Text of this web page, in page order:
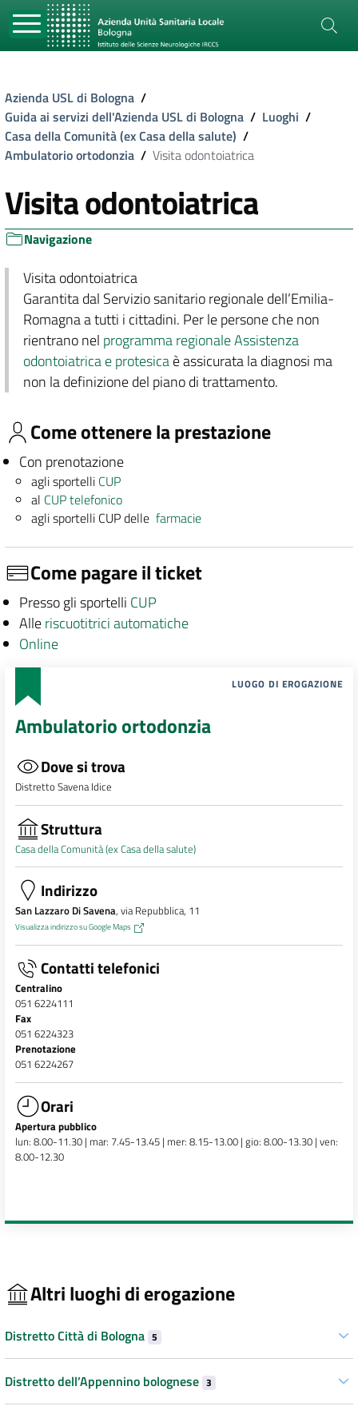
Azienda USL di Bologna /
Guida ai servizi dell'Azienda USL di Bologna / Luoghi /
Casa della Comunità (ex Casa della salute) /
Ambulatorio ortodonzia / Visita odontoiatrica
Visita odontoiatrica
Navigazione
Visita odontoiatrica
Garantita dal Servizio sanitario regionale dell’Emilia-
Romagna a tutti i cittadini. Per le persone che non
rientrano nel programma regionale Assistenza
odontoiatrica e protesicaè assicurata la diagnosi ma
non la definizione del piano di trattamento.
Come ottenere la prestazione
Con prenotazione
agli sportelli CUP
al CUP telefonico
agli sportelli CUP dellefarmacie
Come pagare il ticket
Presso gli sportelli CUP
Alleriscuotitrici automatiche
Online
LUOGO DI EROGAZIONE
Ambulatorio ortodonzia
Dove si trova
Distretto Savena Idice
Struttura
Casa della Comunità (ex Casa della salute)
Indirizzo
San Lazzaro Di Savena, via Repubblica, 11
Visualizza indirizzo su Google Maps
Contatti telefonici
Centralino
051 6224111
Fax
051 6224323
Prenotazione
051 6224267
Orari
Apertura pubblico
lun: 8.00-11.30 | mar: 7.45-13.45 | mer: 8.15-13.00 | gio: 8.00-13.30 | ven:
8.00-12.30
Altri luoghi di erogazione
Distretto Città di Bologna 5
Distretto dell’Appennino bolognese 3